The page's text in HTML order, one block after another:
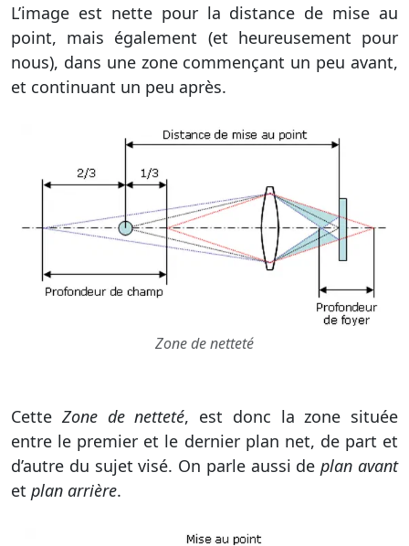
L’image est nette pour la distance de mise au
point, mais également (et heureusement pour
nous), dans une zone commençant un peu avant,
et continuant un peu après.
Zone de netteté
Cette Zone de netteté, est donc la zone située
entre le premier et le dernier plan net, de part et
d’autre du sujet visé. On parle aussi deplan avant
et plan arrière.